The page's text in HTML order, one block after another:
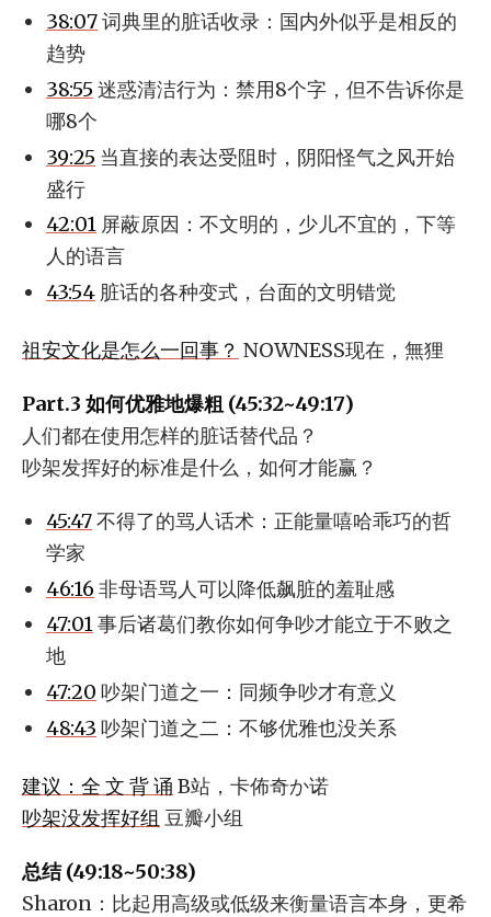
38:07词典里的脏话收录：国内外似乎是相反的
趋势
38:55 迷惑清洁行为：禁用8个字，但不告诉你是
哪8个
39:25 当直接的表达受阻时，阴阳怪气之风开始
盛行
42:01 屏蔽原因：不文明的，少儿不宜的，下等
人的语言
43:54 脏话的各种变式，台面的文明错觉
祖安文化是怎么一回事？ NOWNESS现在，無狸
Part.3 如何优雅地爆粗 (45:32~49:17)
人们都在使用怎样的脏话替代品？
吵架发挥好的标准是什么，如何才能赢？
45:47不得了的骂人话术：正能量嘻哈乖巧的哲
学家
46:16 非母语骂人可以降低飙脏的羞耻感
47:01事后诸葛们教你如何争吵才能立于不败之
地
47:20 吵架门道之一：同频争吵才有意义
48:43 吵架门道之二：不够优雅也没关系
建议：全 文 背 诵 B站，卡佈奇か诺
吵架没发挥好组 豆瓣小组
总结 (49:18~50:38)
Sharon：比起用高级或低级来衡量语言本身，更希